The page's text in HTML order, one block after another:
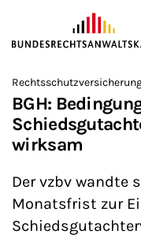
ZUM HAUPTINHALT
Sie befinden sich hier:
>
Startseite
>
Newsroom
BGH:
wirksam
Der vzbv wandte
Monatsfrist zur